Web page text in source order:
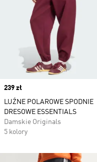
Price
239 zł
LUŹNE POLAROWE SPODNIE
DRESOWE ESSENTIALS
Damskie Originals
5 kolory